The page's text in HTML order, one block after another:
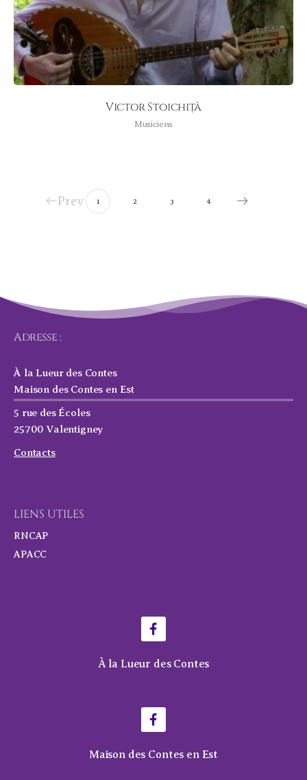
Victor Stoichiță
Musiciens
Prev 1 2 3 4
Adresse :
À la Lueur des Contes
Maison des Contes en Est
5 rue des Écoles
25700 Valentigney
Contacts
LIENS UTILES
RNCAP
APACC
À la Lueur des Contes
Maison des Contes en Est